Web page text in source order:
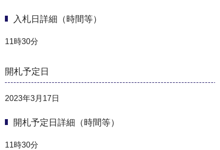
入札日詳細（時間等）
11時30分
開札予定日
2023年3月17日
開札予定日詳細（時間等）
11時30分